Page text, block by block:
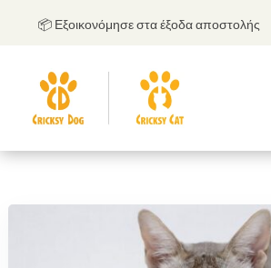
📦 Εξοικονόμησε στα έξοδα αποστολής